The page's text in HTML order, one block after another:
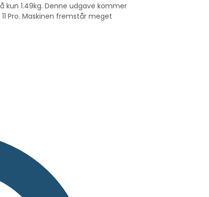
kun 1.49kg. Denne udgave kommer
Pro. Maskinen fremstår meget